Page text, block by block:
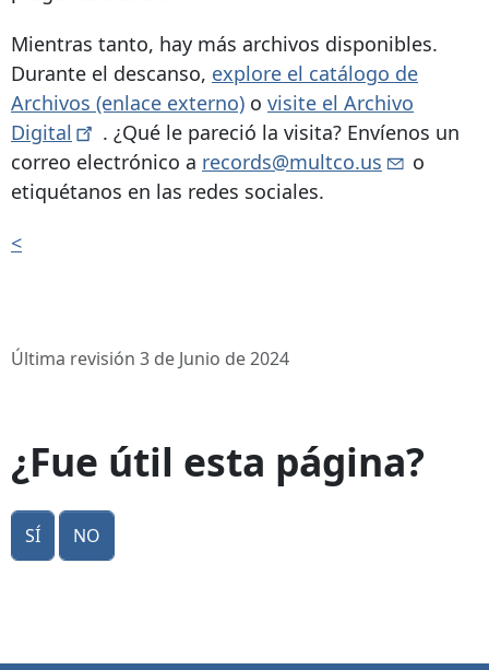
Mientras tanto, hay más archivos disponibles.
Durante el descanso, explore el catálogo de
Archivos (enlace externo) o visite el Archivo
Digital
. ¿Qué le pareció la visita? Envíenos un
correo electrónico a records@multco.us
o
etiquétanos en las redes sociales.
<
Última revisión 3 de Junio de 2024
¿Fue útil esta página?
Sí No